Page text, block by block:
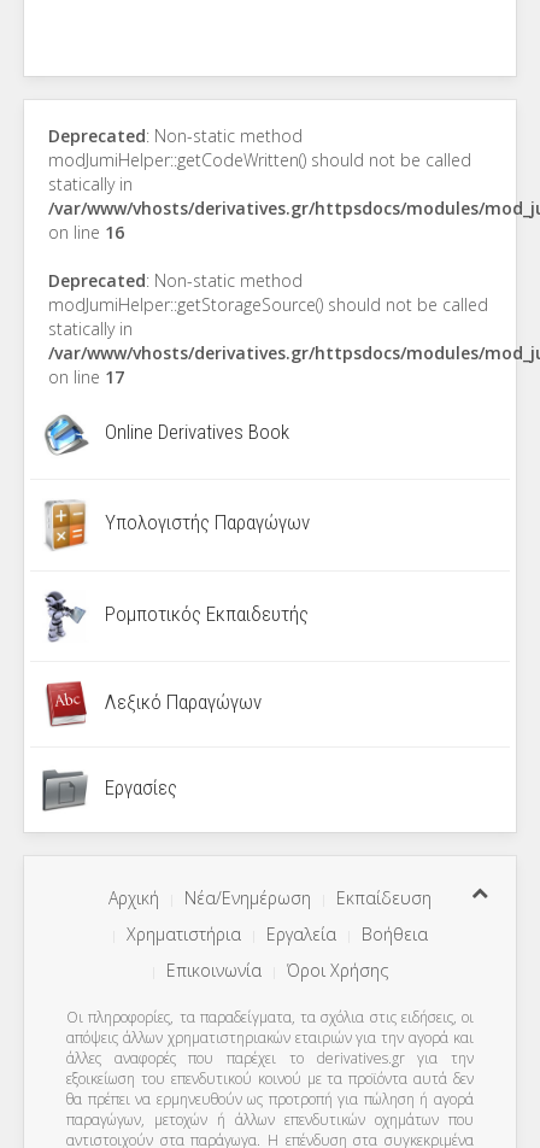
Deprecated: Non-static method
modJumiHelper::getCodeWritten() should not be called
statically in
/var/www/vhosts/derivatives.gr/httpsdocs/modules/
on line 16
Deprecated: Non-static method
modJumiHelper::getStorageSource() should not be called
statically in
/var/www/vhosts/derivatives.gr/httpsdocs/modules/
on line 17
Online Derivatives Book
Υπολογιστής Παραγώγων
Ρομποτικός Εκπαιδευτής
Λεξικό Παραγώγων
Εργασίες
Αρχική Νέα/Ενημέρωση
Εκπαίδευση
Χρηματιστήρια
Εργαλεία
Βοήθεια
Επικοινωνία
Όροι Χρήσης
Οι πληροφορίες, τα παραδείγματα, τα σχόλια στις ειδήσεις, οι
απόψεις άλλων χρηματιστηριακών εταιριών για την αγορά και
άλλες αναφορές που παρέχει το derivatives.gr για την
εξοικείωση του επενδυτικού κοινού με τα προϊόντα αυτά δεν
θα πρέπει να ερμηνευθούν ως προτροπή για πώληση ή αγορά
παραγώγων, μετοχών ή άλλων επενδυτικών οχημάτων που
αντιστοιχούν στα παράγωγα. Η επένδυση στα συγκεκριμένα